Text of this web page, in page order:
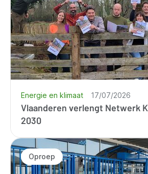
Vlaanderen verlengt Netwerk
2030
Energie en klimaat 17/07/2026
Oproep